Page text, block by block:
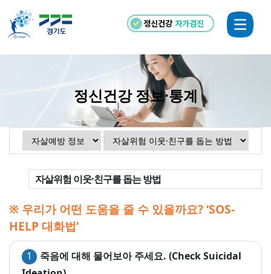
정신건강자가검진
정신건강 정보·통계
자살위험 이웃·친구를 돕는 방법
※ 우리가 어떤 도움을 줄 수 있을까요? ‘SOS-
HELP 대화법’
1
죽음에 대해 물어보아 주세요. (Check Suicidal